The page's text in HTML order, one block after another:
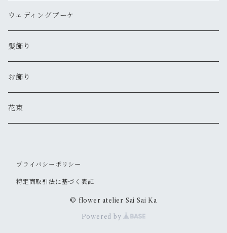
ウェディングブーケ
髪飾り
お飾り
花束
プライバシーポリシー
特定商取引法に基づく表記
© flower atelier Sai Sai Ka
Powered by